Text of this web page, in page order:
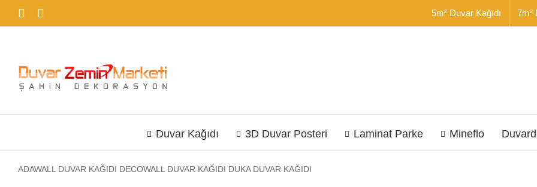
Facebook 5m² Duvar Kağıdı 7m²
Duvar Kağıdı 3D Duvar Posteri Laminat Parke Mineflo
ADAWALL DUVAR KAĞIDI DECOWALL DUVAR KAĞIDI DUKA DUVAR KAĞIDI